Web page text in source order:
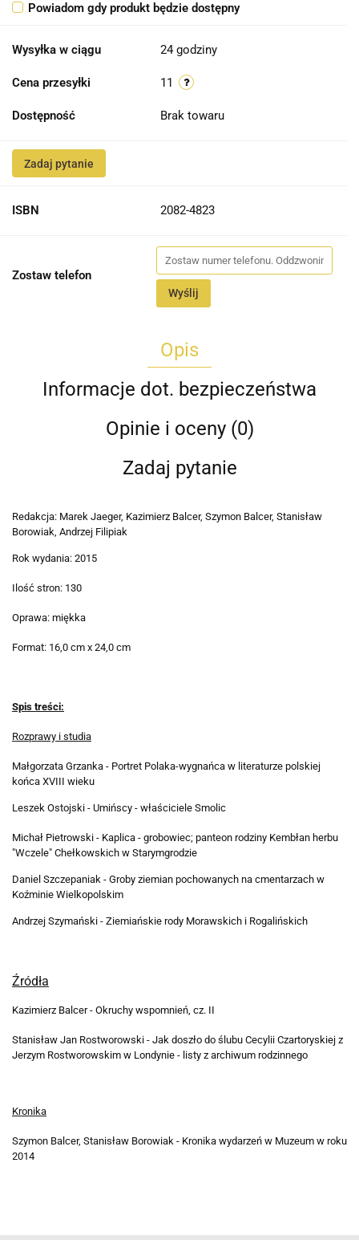
Powiadom gdy produkt będzie dostępny
Wysyłka w ciągu 24 godziny
Cena przesyłki 11
Dostępność Brak towaru
Zadaj pytanie
ISBN 2082-4823
Zostaw telefon
Wyślij
Opis
Informacje dot. bezpieczeństwa
Opinie i oceny (0)
Zadaj pytanie
Redakcja: Marek Jaeger, Kazimierz Balcer, Szymon Balcer, Stanisław
Borowiak, Andrzej Filipiak
Rok wydania: 2015
Ilość stron: 130
Oprawa: miękka
Format: 16,0 cm x 24,0 cm
Spis treści:
Rozprawy i studia
Małgorzata Grzanka - Portret Polaka-wygnańca w literaturze polskiej
końca XVIII wieku
Leszek Ostojski - Umińscy - właściciele Smolic
Michał Pietrowski - Kaplica - grobowiec; panteon rodziny Kembłan herbu
"Wczele" Chełkowskich w Starymgrodzie
Daniel Szczepaniak - Groby ziemian pochowanych na cmentarzach w
Koźminie Wielkopolskim
Andrzej Szymański - Ziemiańskie rody Morawskich i Rogalińskich
Źródła
Kazimierz Balcer - Okruchy wspomnień, cz. II
Stanisław Jan Rostworowski - Jak doszło do ślubu Cecylii Czartoryskiej z
Jerzym Rostworowskim w Londynie - listy z archiwum rodzinnego
Kronika
Szymon Balcer, Stanisław Borowiak - Kronika wydarzeń w Muzeum w roku
2014